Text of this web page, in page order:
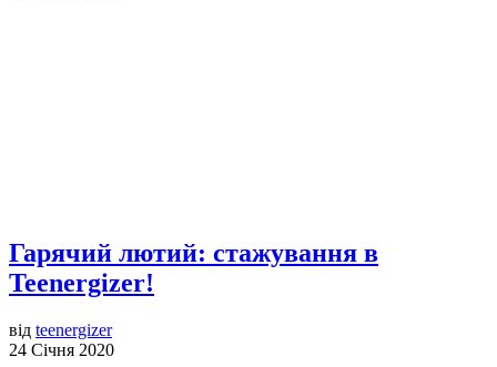
Гарячий лютий: стажування в
Teenergizer!
від teenergizer
24 Січня 2020